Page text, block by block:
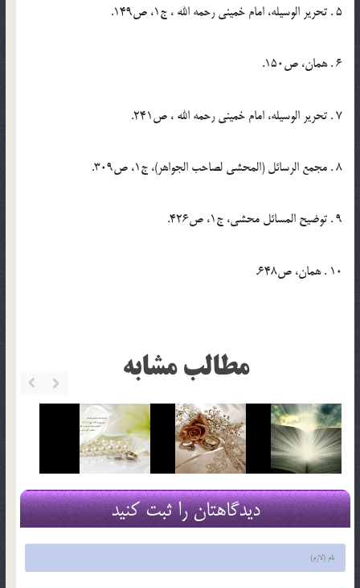
5 . تحریر الوسیله، امام خمینی رحمه الله ، ج‏1، ص‏149.
6 . همان، ص‏150.
7 . تحریر الوسیله، امام خمینی رحمه الله ، ص‏241.
8 . مجمع الرسائل (المحشی لصاحب الجواهر)، ج‏1، ص‏309.
9 . توضیح المسائل محشی، ج‏1، ص‏426.
10 . همان، ص‏648.
مطالب مشابه
دیدگاهتان را ثبت کنید